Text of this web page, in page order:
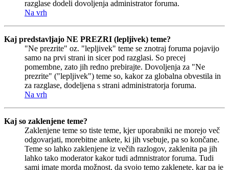
razglase dodeli dovoljenja administrator foruma.
Na vrh
Kaj predstavljajo NE PREZRI (lepljivek) teme?
"Ne prezrite" oz. "lepljivek" teme se znotraj foruma pojavijo
samo na prvi strani in sicer pod razglasi. So precej
pomembne, zato jih redno prebirajte. Dovoljenja za "Ne
prezrite" ("lepljivek") teme so, kakor za globalna obvestila in
za razglase, dodeljena s strani administratorja foruma.
Na vrh
Kaj so zaklenjene teme?
Zaklenjene teme so tiste teme, kjer uporabniki ne morejo več
odgovarjati, morebitne ankete, ki jih vsebuje, pa so končane.
Teme so lahko zaklenjene iz večih razlogov, zaklenita pa jih
lahko tako moderator kakor tudi admnistrator foruma. Tudi
sami imate morda možnost, da svojo temo zaklenete, kar pa je